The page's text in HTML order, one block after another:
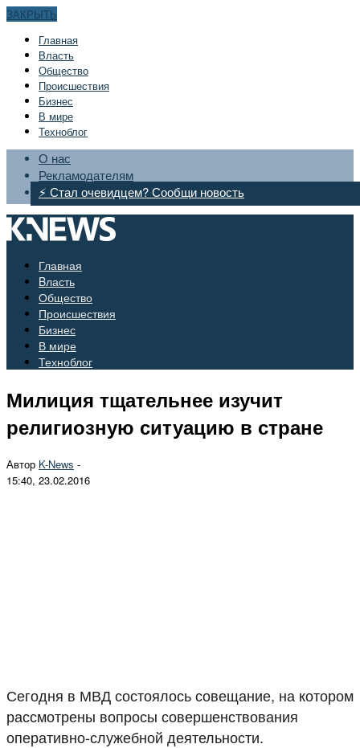
ЗАКРЫТЬ
Главная
Bласть
Общество
Происшествия
Бизнес
В мире
Техноблог
О нас
Рекламодателям
⚡ Стал очевидцем? Сообщи новость
Главная
Bласть
Общество
Происшествия
Бизнес
В мире
Техноблог
Милиция тщательнее изучит
религиозную ситуацию в стране
Автор K-News -
15:40, 23.02.2016
Сегодня в МВД состоялось совещание, на котором
рассмотрены вопросы совершенствования
оперативно-служебной деятельности.